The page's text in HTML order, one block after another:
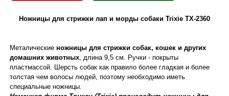
Ножницы для стрижки лап и морды собаки Trixie TX-2360
Металические ножницы для стрижки собак, кошек и других
домашних животных, длина 9,5 см. Ручки - покрыты
пластмассой. Шерсть собак как правило более гладкая и более
толстая чем волосы людей, поэтому необходимо иметь
специальные ножницы.